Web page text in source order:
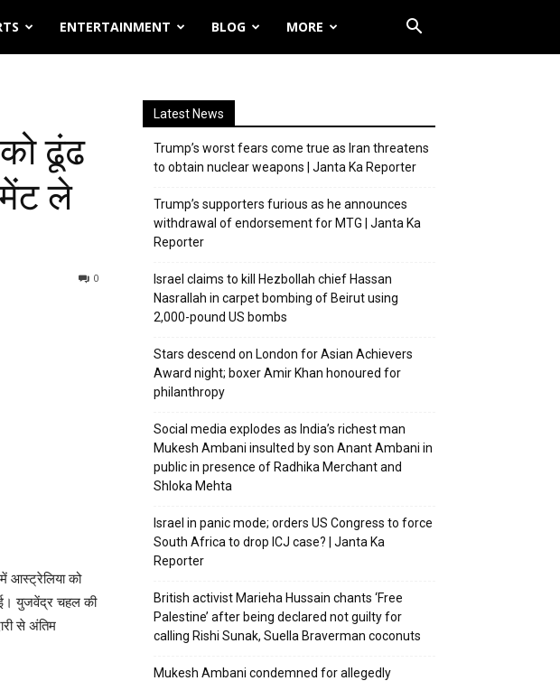
ENTERTAINMENT BLOG MORE
ढूंढ
ले
0
आस्ट्रेलिया को
युजवेंद्र चहल की
से अंतिम
Latest News
Trump’s worst fears come true as Iran threatens
to obtain nuclear weapons | Janta Ka Reporter
Trump’s supporters furious as he announces
withdrawal of endorsement for MTG | Janta Ka
Reporter
Israel claims to kill Hezbollah chief Hassan
Nasrallah in carpet bombing of Beirut using
2,000-pound US bombs
Stars descend on London for Asian Achievers
Award night; boxer Amir Khan honoured for
philanthropy
Social media explodes as India’s richest man
Mukesh Ambani insulted by son Anant Ambani in
public in presence of Radhika Merchant and
Shloka Mehta
Israel in panic mode; orders US Congress to force
South Africa to drop ICJ case? | Janta Ka
Reporter
British activist Marieha Hussain chants ‘Free
Palestine’ after being declared not guilty for
calling Rishi Sunak, Suella Braverman coconuts
Mukesh Ambani condemned for allegedly